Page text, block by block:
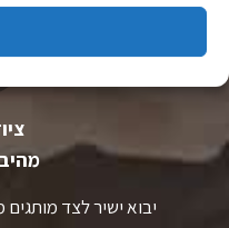
יבוא ישיר לצד